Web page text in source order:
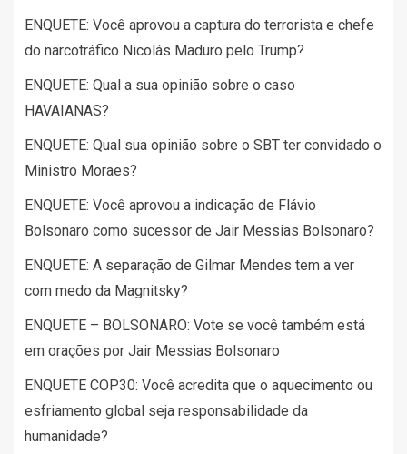
ENQUETE: Você aprovou a captura do terrorista e chefe
do narcotráfico Nicolás Maduro pelo Trump?
ENQUETE: Qual a sua opinião sobre o caso
HAVAIANAS?
ENQUETE: Qual sua opinião sobre o SBT ter convidado o
Ministro Moraes?
ENQUETE: Você aprovou a indicação de Flávio
Bolsonaro como sucessor de Jair Messias Bolsonaro?
ENQUETE: A separação de Gilmar Mendes tem a ver
com medo da Magnitsky?
ENQUETE – BOLSONARO: Vote se você também está
em orações por Jair Messias Bolsonaro
ENQUETE COP30: Você acredita que o aquecimento ou
esfriamento global seja responsabilidade da
humanidade?